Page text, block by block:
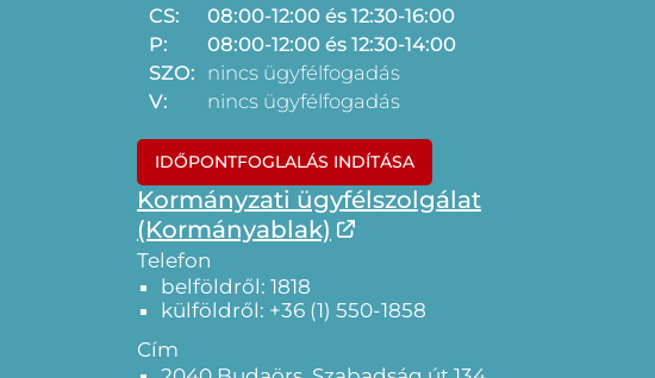
CS:
08:00-12:00 és 12:30-16:00
P:
08:00-12:00 és 12:30-14:00
SZO: nincs ügyfélfogadás
V:
nincs ügyfélfogadás
IDŐPONTFOGLALÁS INDÍTÁSA
Kormányzati ügyfélszolgálat
(Kormányablak)
Telefon
belföldről: 1818
külföldről: +36 (1) 550-1858
Cím